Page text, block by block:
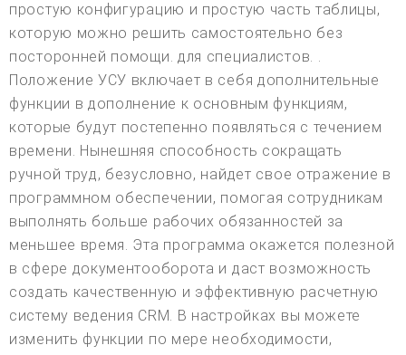
простую конфигурацию и простую часть таблицы,
которую можно решить самостоятельно без
посторонней помощи. для специалистов. .
Положение УСУ включает в себя дополнительные
функции в дополнение к основным функциям,
которые будут постепенно появляться с течением
времени. Нынешняя способность сокращать
ручной труд, безусловно, найдет свое отражение в
программном обеспечении, помогая сотрудникам
выполнять больше рабочих обязанностей за
меньшее время. Эта программа окажется полезной
в сфере документооборота и даст возможность
создать качественную и эффективную расчетную
систему ведения CRM. В настройках вы можете
изменить функции по мере необходимости,